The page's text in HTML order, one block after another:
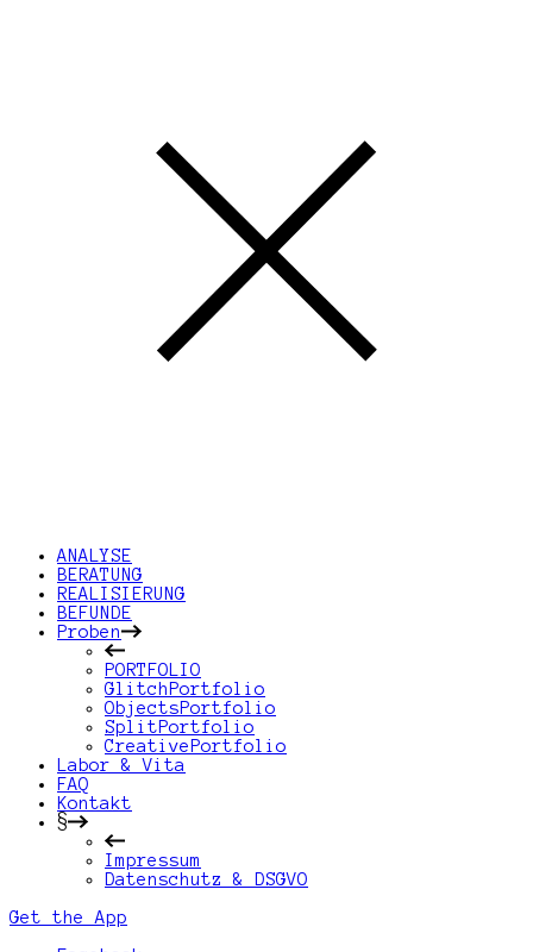
ANALYSE
BERATUNG
REALISIERUNG
BEFUNDE
Proben
PORTFOLIO
GlitchPortfolio
ObjectsPortfolio
SplitPortfolio
CreativePortfolio
Labor & Vita
FAQ
Kontakt
§
Impressum
Datenschutz & DSGVO
Get the App